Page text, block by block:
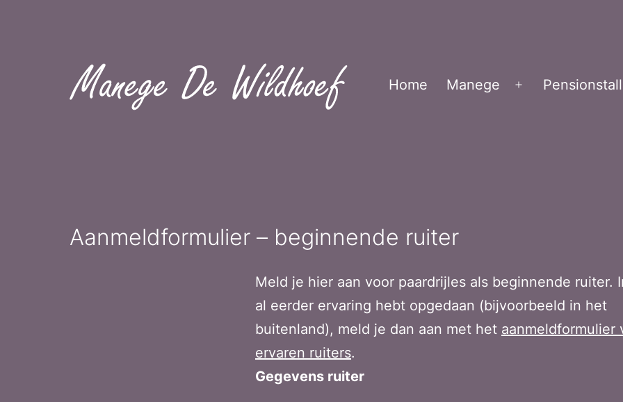
Home Manege
Open
Aanmeldformulier – beginnende ruiter
Meld je hier aan voor paardrijles als beginnende ruiter.
al eerder ervaring hebt opgedaan (bijvoorbeeld in het
buitenland), meld je dan aan met het aanmeldformulier
ervaren ruiters.
Gegevens ruiter